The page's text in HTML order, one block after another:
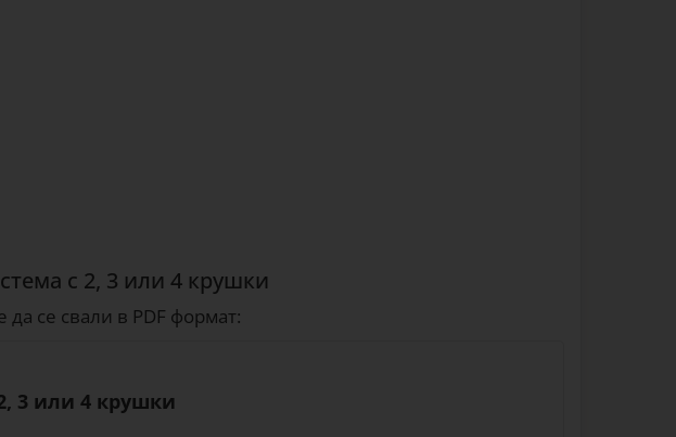
с 2, 3 или 4 крушки
се свали в PDF формат:
3 или 4 крушки